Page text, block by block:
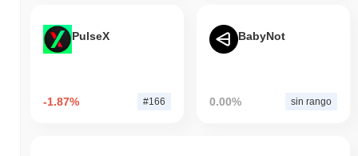
PulseX
-1.87% #166
BabyNot
0.00% sin rango